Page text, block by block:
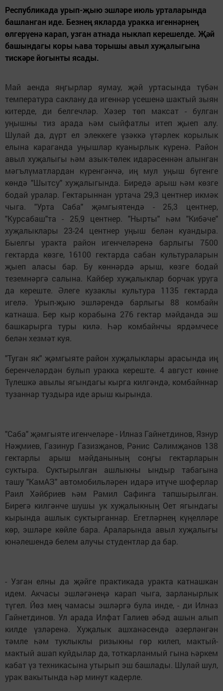
Республикада урып-җыю эшләре июль урталарында
башланган иде. Безнең якларда уракка игеннәрнең
өлгерүенә карап, узган атнада ныклап керешелде. Җәй
башындагы коры һава торышы авыл хуҗалыгына
тискәре йогынты ясады.
Май аенда яңгырлар яумау, җәй уртасында түбән
температура саклану да игеннәр үсешенә шактый зыян
китерде, ди белгечләр. Хәзер төп максат - булган
уңышны тиз арада һәм сыйфатлы итеп җыеп алу.
Шулай да, дүрт ел элеккеге үзәккә үтәрлек корылык
елына караганда уңышлар куанырлык күренә. Район
авыл хуҗалыгы һәм азык-төлек идарәсеннән алынган
мәгълүматлардан күренгәнчә, иң мул уңыш бүгенге
көндә "Шытсу" хуҗалыгында. Биредә арыш һәм көзге
бодай уралар. Гектарыннан уртача 29,3 центнер икмәк
чыга. "Урта Саба" җәмгыятендә - 25,3 центнер,
"Курсабаш"та - 25,9 центнер. "Нырты" һәм "Кибәче"
хуҗалыклары 23-24 центнер уңыш белән куандыра.
Быелгы уракта район игенчеләренә барлыгы 7500
гектарда көзге, 16100 гектарда сабан культураларын
җыеп аласы бар. Бу көннәрдә арыш, көзге бодай
теземнәргә салына. Кайбер хуҗалыклар борчак уруга
да кереште. Әлеге кузаклы культура 1135 гектарда
игелә. Урып-җыю эшләрендә барлыгы 88 комбайн
катнаша. Бер кыр корабына 276 гектар мәйданда эш
башкарырга туры килә. Һәр комбайнчы ярдәмчесе
белән хезмәт куя.
"Туган як" җәмгыяте район хуҗалыклары арасында иң
беренчеләрдән булып уракка кереште. 4 август көнне
Түлешкә авылы ягындагы кырга килгәндә, комбайннар
тузаннар туздыра иде арыш кырында.
"Саба" җәмгыяте игенчеләре - Илназ Гайнетдинов, Язнур
Нәҗмиев, Газинур Газизҗанов, Рәнис Сәлимҗанов 138
гектарлы арыш мәйданының соңгы гектарларын
суктыра. Суктырылган ашлыкны ындыр табагына
ташу "КамАЗ" автомобильләрен идарә итүче шоферлар
Раил Хәйбриев һәм Рамил Сафинга тапшырылган.
Бирегә килгәнче шушы ук хуҗалыкның Оет ягындагы
кырында ашлык суктырганнар. Егетләрнең күңелләре
көр, эшләре көйле бара. Араларында авыл хуҗалыгы
юнәлешендә белем алучы студентлар да бар.
- Узган елны да җәйге практикада уракта катнашкан
идем. Акчасы эшләгәнеңә карап чыга, зарланырлык
түгел. Йөз мең чамасы эшләргә була инде, - ди Илназ
Гайнетдинов. Ул арада Илфат Галиев әбәд ашын алып
килде үзләренә. Хуҗалык ашханәсендә әзер­ләнгән
тәмле һәм туклыклы ризыкны гөр килеп, мактый-
мактый ашап куйдылар да, тоткарланмый гына һәркем
кабат үз техникасына утырып эш башлады. Шулай шул,
урак вакытында һәр минут кадерле.